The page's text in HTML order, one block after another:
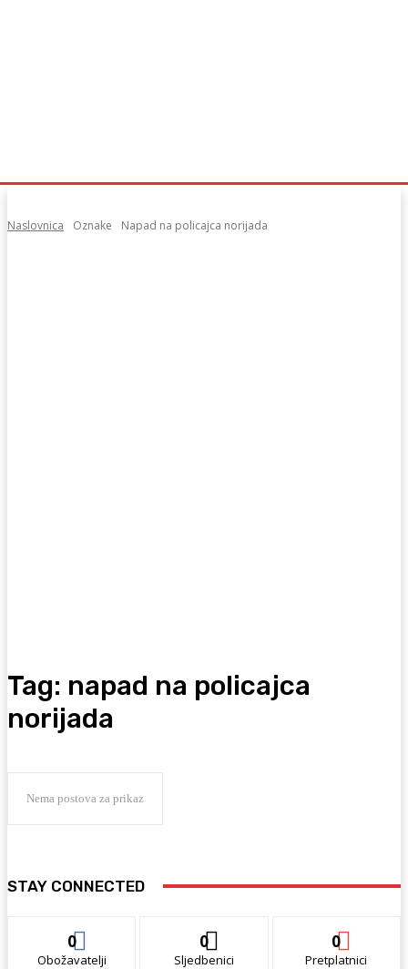
Naslovnica Oznake Napad na policajca norijada
Tag: napad na policajca
norijada
Nema postova za prikaz
STAY CONNECTED
0
Obožavatelji
0
Sljedbenici
0
Pretplatnici